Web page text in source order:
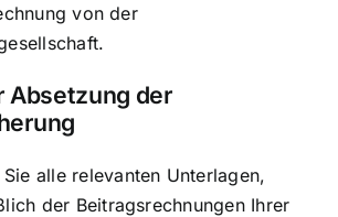
von der
Absetzung der
Sie alle relevanten Unterlagen,
der Beitragsrechnungen Ihrer